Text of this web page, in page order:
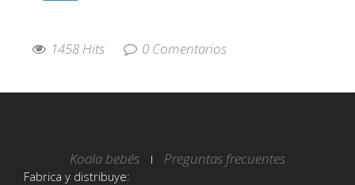
1458 Hits 0 Comentarios
Koala bebés Preguntas frecuentes
Fabrica y distribuye: